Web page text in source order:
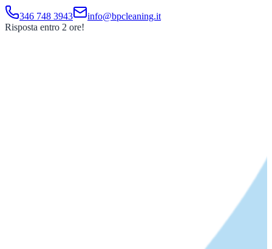
346 748 3943
info@bpcleaning.it
Risposta entro 2 ore!